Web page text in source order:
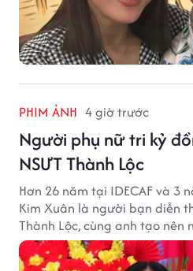
PHIM ẢNH 4 giờ trước
Người phụ nữ tri kỷ
NSƯT Thành Lộc
Hơn 26 năm tại IDECAF và 3
Kim Xuân là người bạn diễn
Thành Lộc, cùng anh tạo nên
khấu.